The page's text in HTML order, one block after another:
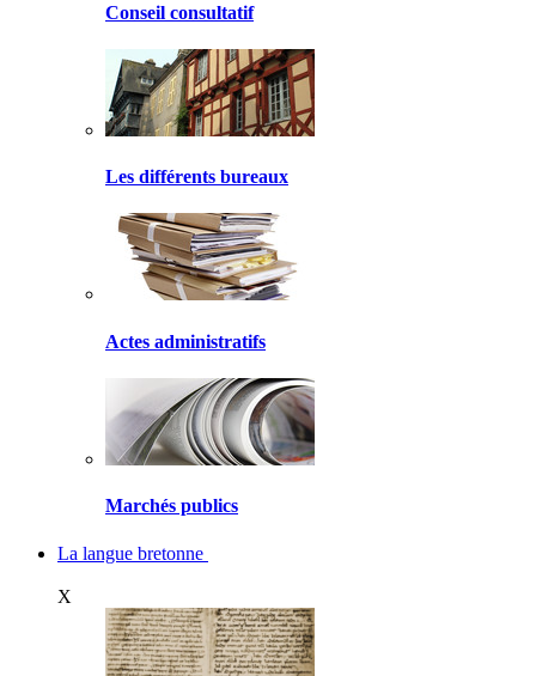
Conseil consultatif
Les différents bureaux
Actes administratifs
Marchés publics
La langue bretonne
X